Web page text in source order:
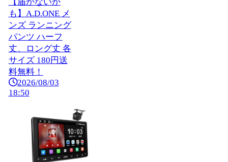
も】A.D.ONE メ
ンズ ランニング
パンツ ハーフ
丈、ロング丈 各
サイズ 180円送
料無料！
2026/08/03
18:50